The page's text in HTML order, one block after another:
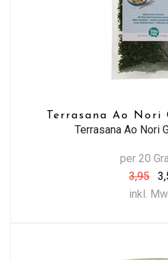
Terrasana Ao Nori
Terrasana Ao Nori
per 20
3,95
inkl.